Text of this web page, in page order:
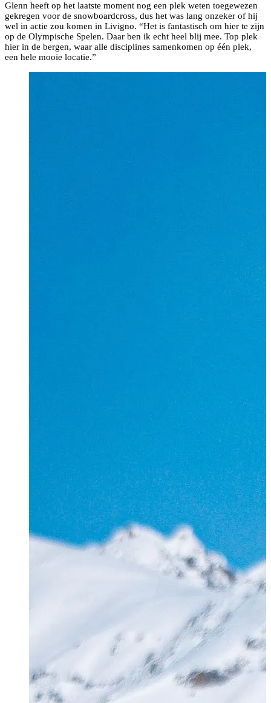
Glenn heeft op het laatste moment nog een plek weten toegewezen
gekregen voor de snowboardcross, dus het was lang onzeker of hij
wel in actie zou komen in Livigno. “Het is fantastisch om hier te zijn
op de Olympische Spelen. Daar ben ik echt heel blij mee. Top plek
hier in de bergen, waar alle disciplines samenkomen op één plek,
een hele mooie locatie.”